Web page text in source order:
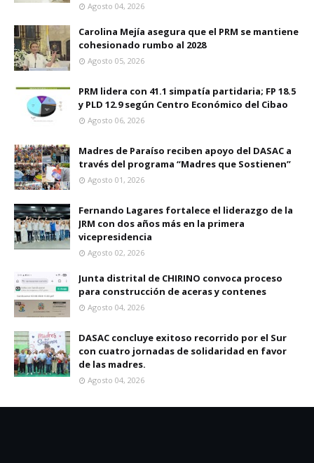
Agosto 04, 2026
Carolina Mejía asegura que el PRM se mantiene
cohesionado rumbo al 2028
Agosto 05, 2026
PRM lidera con 41.1 simpatía partidaria; FP 18.5
y PLD 12.9 según Centro Económico del Cibao
Agosto 06, 2026
Madres de Paraíso reciben apoyo del DASAC a
través del programa “Madres que Sostienen”
Agosto 01, 2026
Fernando Lagares fortalece el liderazgo de la
JRM con dos años más en la primera
vicepresidencia
Agosto 02, 2026
Junta distrital de CHIRINO convoca proceso
para construcción de aceras y contenes
Agosto 04, 2026
DASAC concluye exitoso recorrido por el Sur
con cuatro jornadas de solidaridad en favor
de las madres.
Agosto 04, 2026